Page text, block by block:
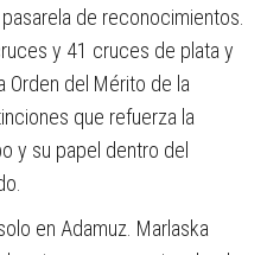
de reconocimientos.
y 41 cruces de plata y
Orden del Mérito de la
que refuerza la
y su papel dentro del
en Adamuz. Marlaska